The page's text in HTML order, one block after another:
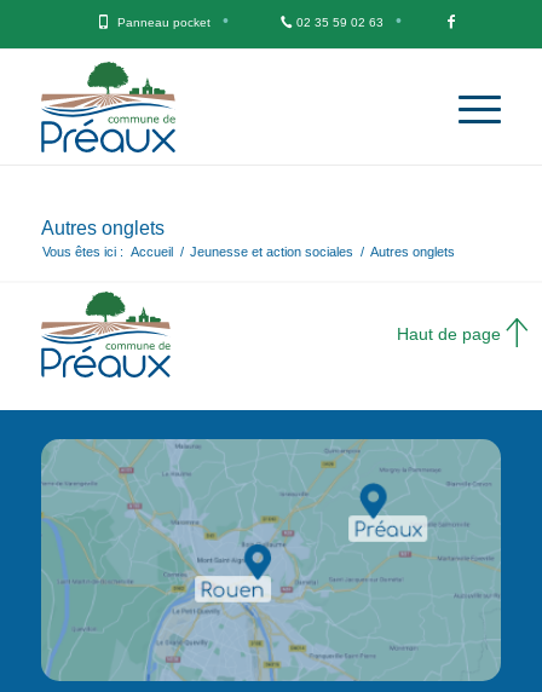
Panneau pocket 02 35 59 02 63
Autres onglets
Vous êtes ici : Accueil / Jeunesse et action sociales / Autres onglets
Haut de page